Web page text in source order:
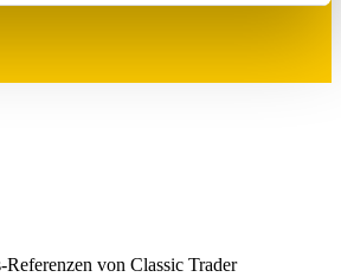
von Classic Trader